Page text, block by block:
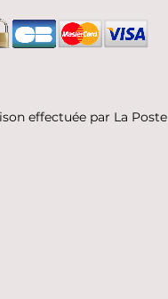
effectuée par La Poste